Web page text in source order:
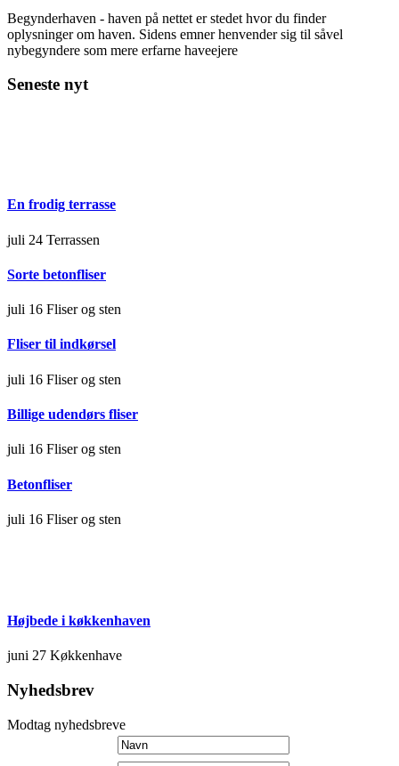
Begynderhaven - haven på nettet er stedet hvor du finder
oplysninger om haven. Sidens emner henvender sig til såvel
nybegyndere som mere erfarne haveejere
Seneste nyt
En frodig terrasse
juli 24 Terrassen
Sorte betonfliser
juli 16 Fliser og sten
Fliser til indkørsel
juli 16 Fliser og sten
Billige udendørs fliser
juli 16 Fliser og sten
Betonfliser
juli 16 Fliser og sten
Højbede i køkkenhaven
juni 27 Køkkenhave
Nyhedsbrev
Modtag nyhedsbreve